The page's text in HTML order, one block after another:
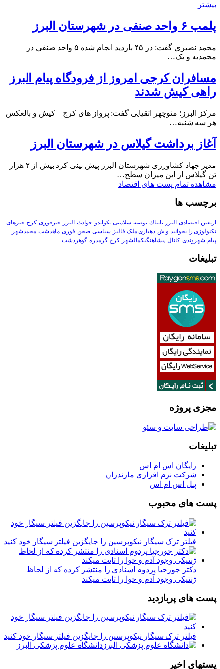
بیشتر
پلمب ۶ واحد صنفی در شهرستان البرز
محمد نصیری گفت: در ۴۵ بازدید انجام شده ۵ واحد صنفی در
محمدیه و یک…
مسافران کرجی امروز از فرودگاه پیام البرز
راهی کیش شدند
مرکز البرز؛ منوچهر اتقیایی گفت: پرواز های کرج – کیش و بالعکس
هر سه شنبه…
آغاز برداشت گیلاس در شهرستان البرز
مدیر جهاد کشاورزی شهرستان البرز پیش بینی کرد بیش از ۳ هزار
تن گیلاس از این میزان سطح…
مشاهده تمام پست های اقتصاد
برچسب ها
اربعین اقتصادی البرز تابناك توصیه-سلامتی تکواندو حوادث-البرز خبرفوری-کرج خبرهای
تکنولوڑی را بخوانید و ش دهیاری ملک فالیز سیاسی صحن فوری ماهدشت محمدشهر
پیام-شهروندی کانال-پیشاهنگیکمالشهر کرج گرمدره گوهردشت
تبلیغات
مجزی پروژه
تبلیغات
رایگان اس ام اس
شرکت نرم افزاری مازندران
پنل اس ام اس
پست های محبوب
فیلتر ترک سیگار نیکوپرسین را جایگزین فیلتر سیگار خود کنید
دکتر جورجیا پردوم اسنادی را منتشر کرده که از لحاظ
ژنتیکی وجود آدم و حوا را ثابت میکند
پست های پربازدید
فیلتر ترک سیگار نیکوپرسین را جایگزین فیلتر سیگار خود کنید
دانشگاه علوم پزشکی البرز
پستهای اخیر